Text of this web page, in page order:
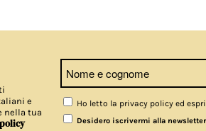
e
nella tua
Ho letto la privacy policy ed
Desidero iscrivermi alla